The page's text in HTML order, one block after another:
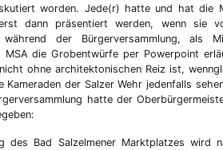
worden. Jede(r) hatte und hat die
dann präsentiert werden, wenn sie
der Bürgerversammlung, als
die Grobentwürfe per Powerpoint
ohne architektonischen Reiz ist,
der Salzer Wehr jedenfalls
hatte der
Bad Salzelmener Marktplatzes wird